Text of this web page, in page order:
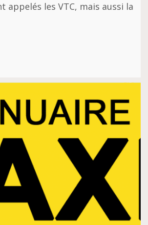
appelés les VTC, mais aussi la